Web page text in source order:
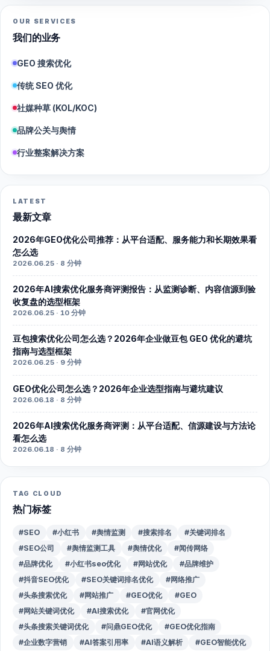
OUR SERVICES
我们的业务
GEO 搜索优化
传统 SEO 优化
社媒种草 (KOL/KOC)
品牌公关与舆情
行业整案解决方案
LATEST
最新文章
2026年GEO优化公司推荐：从平台适配、服务能力和长期效果看
怎么选
2026.06.25 · 8 分钟
2026年AI搜索优化服务商评测报告：从监测诊断、内容信源到验
收复盘的选型框架
2026.06.25 · 10 分钟
豆包搜索优化公司怎么选？2026年企业做豆包 GEO 优化的避坑
指南与选型框架
2026.06.25 · 9 分钟
GEO优化公司怎么选？2026年企业选型指南与避坑建议
2026.06.18 · 8 分钟
2026年AI搜索优化服务商评测：从平台适配、信源建设与方法论
看怎么选
2026.06.18 · 8 分钟
TAG CLOUD
热门标签
#SEO #小红书 #舆情监测 #搜索排名
#关键词排名
#SEO公司
#舆情监测工具 #舆情优化
#闻传网络
#品牌优化
#小红书seo优化 #网站优化
#品牌维护
#抖音SEO优化
#SEO关键词排名优化
#网络推广
#头条搜索优化
#网站推广 #GEO优化
#GEO
#网站关键词优化
#AI搜索优化
#官网优化
#头条搜索关键词优化
#问鼎GEO优化
#GEO优化指南
#企业数字营销
#AI答案引用率 #AI语义解析 #GEO智能优化